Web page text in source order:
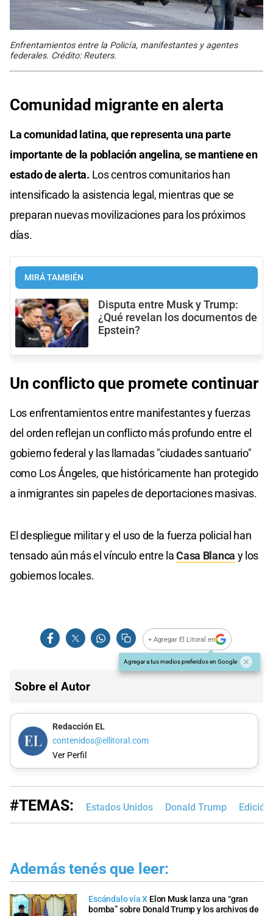
Enfrentamientos entre la Policía, manifestantes y agentes
federales. Crédito: Reuters.
Comunidad migrante en alerta
La comunidad latina, que representa una parte
importante de la población angelina, se mantiene en
estado de alerta. Los centros comunitarios han
intensificado la asistencia legal, mientras que se
preparan nuevas movilizaciones para los próximos
días.
MIRÁ TAMBIÉN
Disputa entre Musk y Trump:
¿Qué revelan los documentos de
Epstein?
Un conflicto que promete continuar
Los enfrentamientos entre manifestantes y fuerzas
del orden reflejan un conflicto más profundo entre el
gobierno federal y las llamadas "ciudades santuario"
como Los Ángeles, que históricamente han protegido
a inmigrantes sin papeles de deportaciones masivas.
El despliegue militar y el uso de la fuerza policial han
tensado aún más el vínculo entre laCasa Blanca y los
gobiernos locales.
+ Agregar El Litoral en
Agregar a tus medios preferidos en Google
Sobre el Autor
Redacción EL
contenidos@ellitoral.com
Ver Perfil
#TEMAS: Estados Unidos Donald Trump
Además tenés que leer:
Escándalo vía X Elon Musk lanza una “gran
bomba” sobre Donald Trump y los archivos de